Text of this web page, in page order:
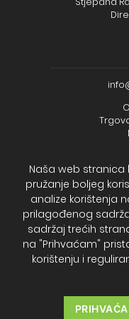
IBAN -
Temeljni kapital:
Naša web stranica
pružanje boljeg
analize korištenja
prilagođenog
sadržaj trećih
na "Prihvaćam"
korištenju i